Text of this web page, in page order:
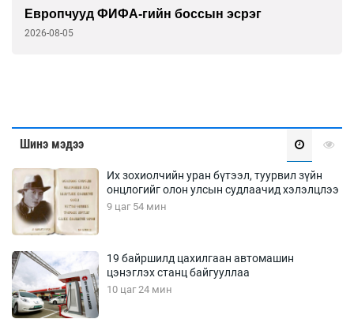
Европчууд ФИФА-гийн боссын эсрэг
2026-08-05
Шинэ мэдээ
Их зохиолчийн уран бүтээл, туурвил зүйн
онцлогийг олон улсын судлаачид хэлэлцлээ
9 цаг 54 мин
19 байршилд цахилгаан автомашин
цэнэглэх станц байгууллаа
10 цаг 24 мин